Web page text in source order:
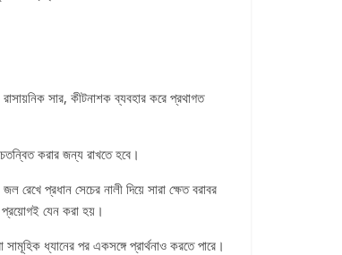
সার, কীটনাশক ব্যবহার করে প্রথাগত
করার জন্য রাখতে হবে।
প্রধান সেচের নালী দিয়ে সারা ক্ষেত বরাবর
প্রয়োগই যেন করা হয়।
ধ্যানের পর একসঙ্গে প্রার্থনাও করতে পারে।